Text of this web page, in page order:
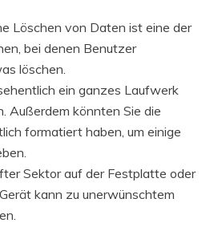
Löschen von Daten ist eine der
bei denen Benutzer
löschen.
ein ganzes Laufwerk
Außerdem könnten Sie die
formatiert haben, um einige
Sektor auf der Festplatte oder
kann zu unerwünschtem